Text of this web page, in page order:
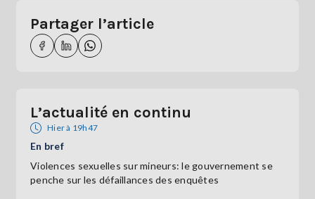
Partager l’article
L’actualité en continu
Hier à 19h47
En bref
Violences sexuelles sur mineurs: le gouvernement se
penche sur les défaillances des enquêtes